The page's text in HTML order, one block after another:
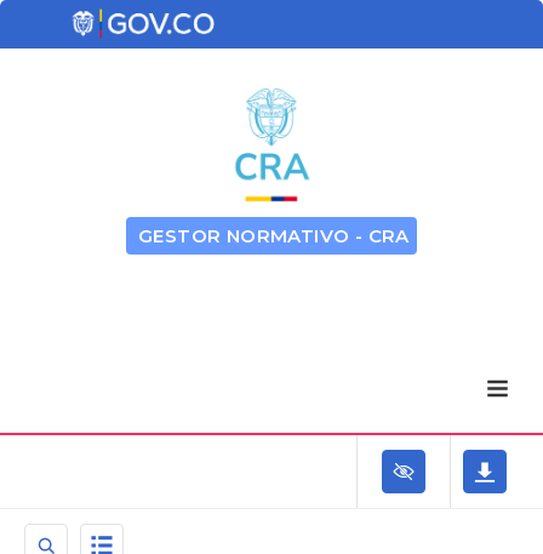
GESTOR NORMATIVO - CRA